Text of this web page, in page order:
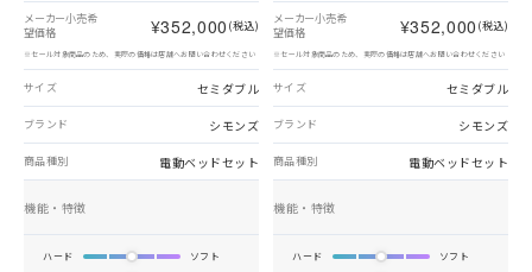
メーカー小売希
望価格
¥352,000 (税込)
※セール対象商品のため、実際の価格は店舗へお問い合わせください
サイズ セミダブル
ブランド シモンズ
商品種別 電動ベッドセット
機能・特徴
ハード
ソフト
メーカー小売希
望価格
¥352,000 (税込)
※セール対象商品のため、実際の価格は店舗へお問い合わせください
サイズ セミダブル
ブランド シモンズ
商品種別 電動ベッドセット
機能・特徴
ハード
ソフト